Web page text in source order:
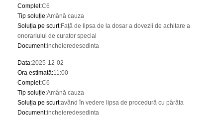
Complet:C6
Tip soluție:Amână cauza
Soluția pe scurt:Faţă de lipsa de la dosar a dovezii de achitare a
onorariului de curator special
Document:incheieredesedinta
Data:2025-12-02
Ora estimată:11:00
Complet:C6
Tip soluție:Amână cauza
Soluția pe scurt:având în vedere lipsa de procedură cu pârâta
Document:incheieredesedinta